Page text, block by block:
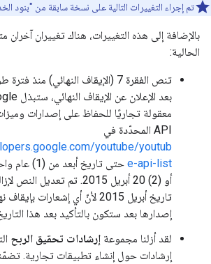
تم إجراء التغييرات التالية على نسخة سابقة من "بنود
بالإضافة إلى هذه التغييرات، هناك تغييران آخران
الحالية:
تنص الفقرة 7 (الإيقاف النهائي) منذ
API المحدّدة في
youtube/youtub
e-api-list
حتى تاريخ أبعد
أو (2) 20 أبريل 2015. تم تعديل
تاريخ أبريل 2015 لأنّ أي إشعارات
إصدارها بعد ستكون بالتأكيد بعد هذا
لقد أزلنا مجموعة إرشادات تحقيق الربح
إرشادات حول إنشاء تطبيقات تجارية.